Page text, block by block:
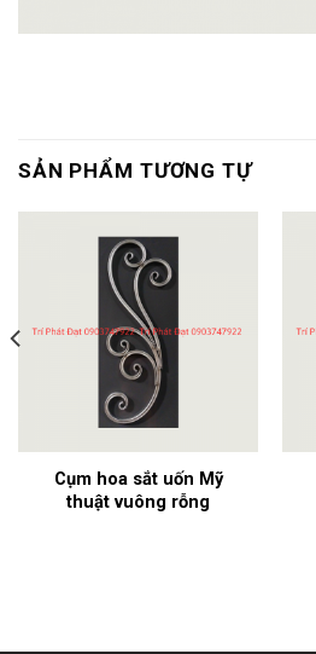
SẢN PHẨM TƯƠNG TỰ
Cụm hoa sắt uốn Mỹ
thuật vuông rỗng